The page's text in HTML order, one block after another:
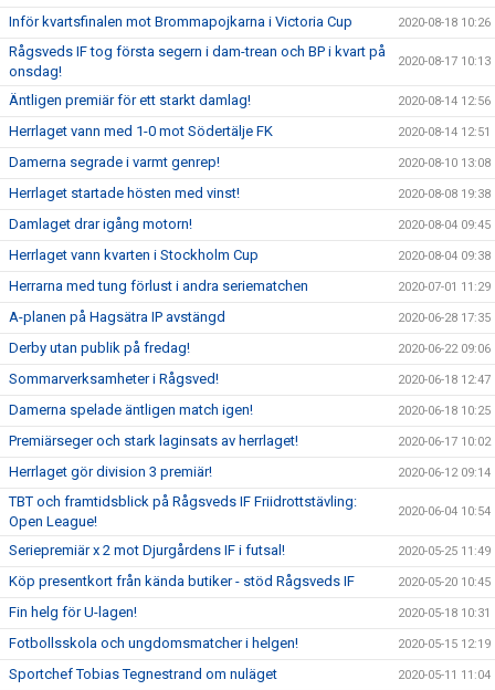
Inför kvartsfinalen mot Brommapojkarna i Victoria Cup 2020-08-18 10:26
Rågsveds IF tog första segern i dam-trean och BP i kvart på
onsdag!
2020-08-17 10:13
Äntligen premiär för ett starkt damlag! 2020-08-14 12:56
Herrlaget vann med 1-0 mot Södertälje FK 2020-08-14 12:51
Damerna segrade i varmt genrep! 2020-08-10 13:08
Herrlaget startade hösten med vinst! 2020-08-08 19:38
Damlaget drar igång motorn! 2020-08-04 09:45
Herrlaget vann kvarten i Stockholm Cup 2020-08-04 09:38
Herrarna med tung förlust i andra seriematchen 2020-07-01 11:29
A-planen på Hagsätra IP avstängd 2020-06-28 17:35
Derby utan publik på fredag! 2020-06-22 09:06
Sommarverksamheter i Rågsved! 2020-06-18 12:47
Damerna spelade äntligen match igen! 2020-06-18 10:25
Premiärseger och stark laginsats av herrlaget! 2020-06-17 10:02
Herrlaget gör division 3 premiär! 2020-06-12 09:14
TBT och framtidsblick på Rågsveds IF Friidrottstävling:
Open League!
2020-06-04 10:54
Seriepremiär x 2 mot Djurgårdens IF i futsal! 2020-05-25 11:49
Köp presentkort från kända butiker - stöd Rågsveds IF 2020-05-20 10:45
Fin helg för U-lagen! 2020-05-18 10:31
Fotbollsskola och ungdomsmatcher i helgen! 2020-05-15 12:19
Sportchef Tobias Tegnestrand om nuläget 2020-05-11 11:04